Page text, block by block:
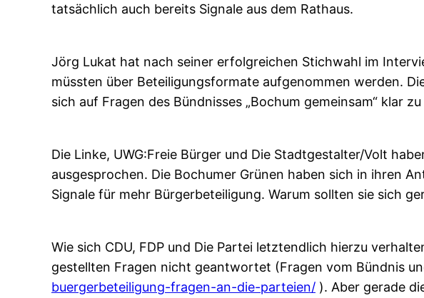
tatsächlich auch bereits Signale aus dem Rathaus.
Jörg Lukat hat nach seiner erfolgreichen Stichwahl im
müssten über Beteiligungsformate aufgenommen werden.
sich auf Fragen des Bündnisses „Bochum gemeinsam“ klar
Die Linke, UWG:Freie Bürger und Die Stadtgestalter/Volt
ausgesprochen. Die Bochumer Grünen haben sich in ihren
Signale für mehr Bürgerbeteiligung. Warum sollten sie sich
Wie sich CDU, FDP und Die Partei letztendlich hierzu
gestellten Fragen nicht geantwortet (Fragen vom Bündnis
buergerbeteiligung-fragen-an-die-parteien/ ). Aber gerade